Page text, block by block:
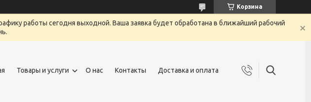
Корзина
работы сегодня выходной. Ваша заявка будет обработана в ближайший рабочий
Товары и услуги О нас Контакты Доставка и оплата